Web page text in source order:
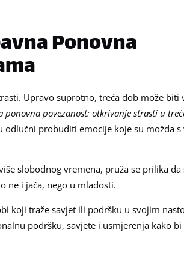
Ponovna
Upravo suprotno, treća dob može biti
ponovna povezanost: otkrivanje strasti u
odlučni probuditi emocije koje su možda
slobodnog vremena, pruža se prilika
ne i jača, nego u mladosti.
koji traže savjet ili podršku u svojim
podršku, savjete i usmjerenja kako bi